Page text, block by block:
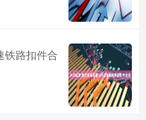
铁路扣件合